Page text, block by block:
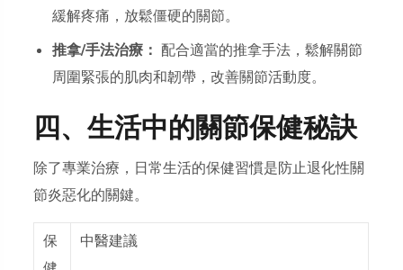
緩解疼痛，放鬆僵硬的關節。
推拿/手法治療： 配合適當的推拿手法，鬆解關節
周圍緊張的肌肉和韌帶，改善關節活動度。
四、生活中的關節保健秘訣
除了專業治療，日常生活的保健習慣是防止退化性關
節炎惡化的關鍵。
保
中醫建議